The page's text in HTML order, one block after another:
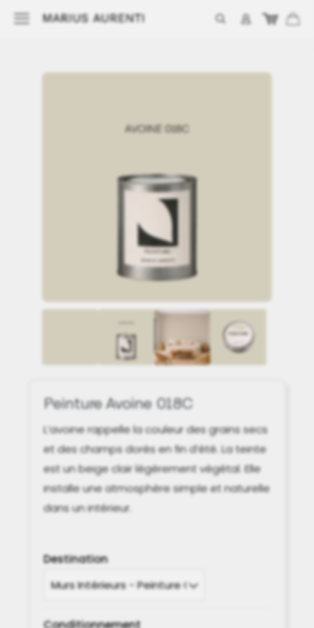
Peinture Avoine 018C
L’avoine rappelle la couleur des grains secs
et des champs dorés en fin d’été. La teinte
est un beige clair légèrement végétal. Elle
installe une atmosphère simple et naturelle
dans un intérieur.
Destination
Conditionnement